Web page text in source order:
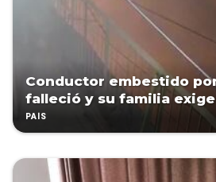
Conductor embestido
falleció y su familia
PAÍS